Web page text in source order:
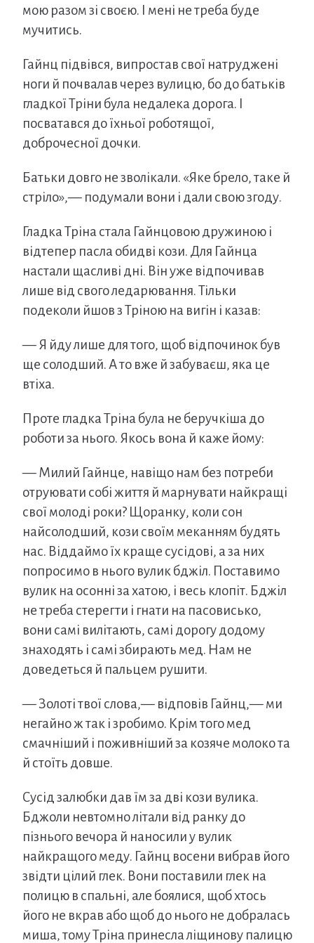
мою разом зі своєю. І мені не треба буде
мучитись.
Гайнц підвівся, випростав свої натруджені
ноги й почвалав через вулицю, бо до батьків
гладкої Тріни була недалека дорога. І
посватався до їхньої роботящої,
доброчесної дочки.
Батьки довго не зволікали. «Яке брело, таке й
стріло»,— подумали вони і дали свою згоду.
Гладка Тріна стала Гайнцовою дружиною і
відтепер пасла обидві кози. Для Гайнца
настали щасливі дні. Він уже відпочивав
лише від свого ледарювання. Тільки
подеколи йшов з Тріною на вигін і казав:
— Я йду лише для того, щоб відпочинок був
ще солодший. А то вже й забуваєш, яка це
втіха.
Проте гладка Тріна була не беручкіша до
роботи за нього. Якось вона й каже йому:
— Милий Гайнце, навіщо нам без потреби
отруювати собі життя й марнувати найкращі
свої молоді роки? Щоранку, коли сон
найсолодший, кози своїм меканням будять
нас. Віддаймо їх краще сусідові, а за них
попросимо в нього вулик бджіл. Поставимо
вулик на осонні за хатою, і весь клопіт. Бджіл
не треба стерегти і гнати на пасовисько,
вони самі вилітають, самі дорогу додому
знаходять і самі збирають мед. Нам не
доведеться й пальцем рушити.
— Золоті твої слова,— відповів Гайнц,— ми
негайно ж так і зробимо. Крім того мед
смачніший і поживніший за козяче молоко та
й стоїть довше.
Сусід залюбки дав їм за дві кози вулика.
Бджоли невтомно літали від ранку до
пізнього вечора й наносили у вулик
найкращого меду. Гайнц восени вибрав його
звідти цілий глек. Вони поставили глек на
полицю в спальні, але боялися, щоб хтось
його не вкрав або щоб до нього не добралась
миша, тому Тріна принесла ліщинову палицю